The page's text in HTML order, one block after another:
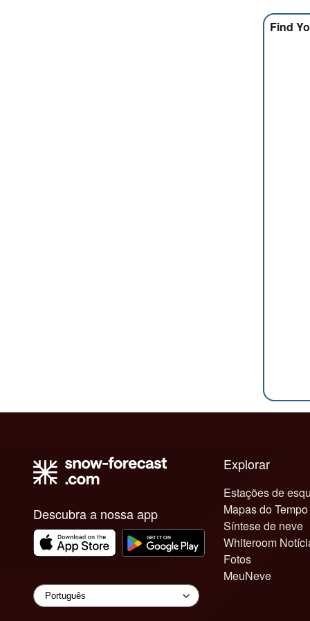
Find
Descubra a nossa app
Explorar
Estações de
Mapas do Tempo
Síntese de neve
Whiteroom
Fotos
MeuNeve